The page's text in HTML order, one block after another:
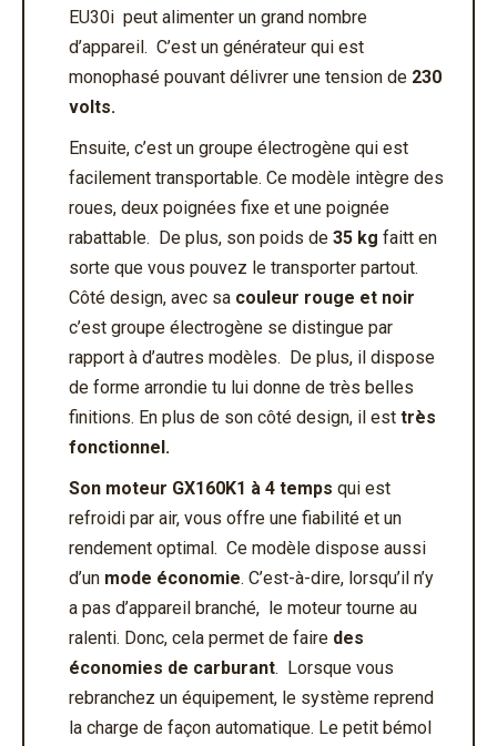
EU30i peut alimenter un grand nombre
d’appareil. C’est un générateur qui est
monophasé pouvant délivrer une tension de 230
volts.
Ensuite, c’est un groupe électrogène qui est
facilement transportable. Ce modèle intègre des
roues, deux poignées fixe et une poignée
rabattable. De plus, son poids de 35 kg faitt en
sorte que vous pouvez le transporter partout.
Côté design, avec sa couleur rouge et noir
c’est groupe électrogène se distingue par
rapport à d’autres modèles. De plus, il dispose
de forme arrondie tu lui donne de très belles
finitions. En plus de son côté design, il est très
fonctionnel.
Son moteur GX160K1 à 4 temps qui est
refroidi par air, vous offre une fiabilité et un
rendement optimal. Ce modèle dispose aussi
d’un mode économie. C’est-à-dire, lorsqu’il n’y
a pas d’appareil branché, le moteur tourne au
ralenti. Donc, cela permet de faire des
économies de carburant. Lorsque vous
rebranchez un équipement, le système reprend
la charge de façon automatique. Le petit bémol